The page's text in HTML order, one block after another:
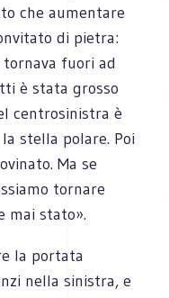
che aumentare
di pietra:
tornava fuori ad
è stata grosso
centrosinistra è
stella polare. Poi
Ma se
tornare
mai stato».
la portata
nella sinistra, e